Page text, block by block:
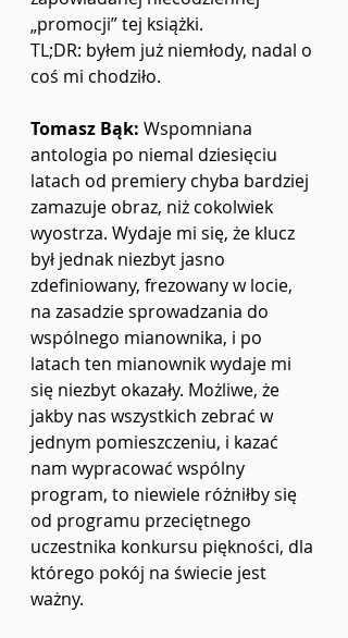
„promocji” tej książki.
TL;DR: byłem już niemłody, nadal o
coś mi chodziło.
Tomasz Bąk: Wspomniana
antologia po niemal dziesięciu
latach od premiery chyba bardziej
zamazuje obraz, niż cokolwiek
wyostrza. Wydaje mi się, że klucz
był jednak niezbyt jasno
zdefiniowany, frezowany w locie,
na zasadzie sprowadzania do
wspólnego mianownika, i po
latach ten mianownik wydaje mi
się niezbyt okazały. Możliwe, że
jakby nas wszystkich zebrać w
jednym pomieszczeniu, i kazać
nam wypracować wspólny
program, to niewiele różniłby się
od programu przeciętnego
uczestnika konkursu piękności, dla
którego pokój na świecie jest
ważny.